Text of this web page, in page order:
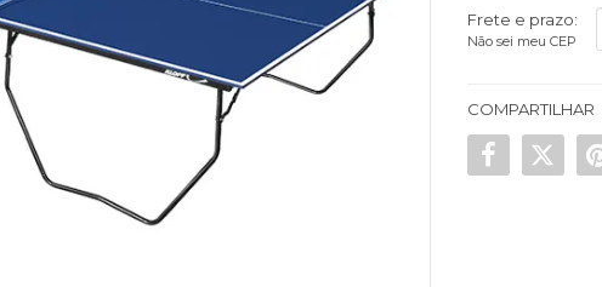
Frete e prazo:
Não sei meu CEP
COMPARTILHAR